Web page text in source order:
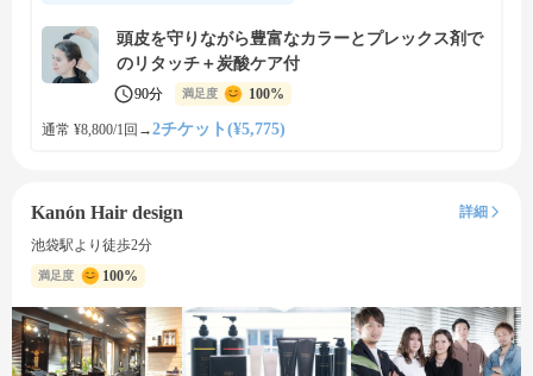
頭皮を守りながら豊富なカラーとプレックス剤で
のリタッチ＋炭酸ケア付
90分 満足度 100%
通常 ¥8,800/1回 →2チケット(¥5,775)
Kanón Hair design
詳細
池袋駅より徒歩2分
満足度 100%